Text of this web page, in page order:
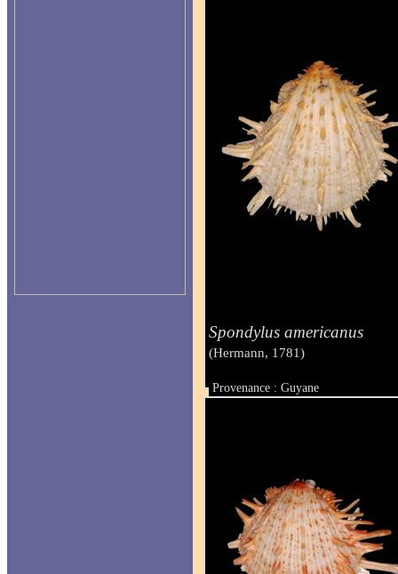
Spondylus americanus
(Hermann, 1781)
Provenance : Guyane
Taille : 220 mm